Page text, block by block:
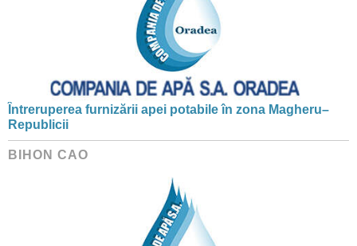
Întreruperea furnizării apei potabile în zona Magheru–
Republicii
BIHON CAO